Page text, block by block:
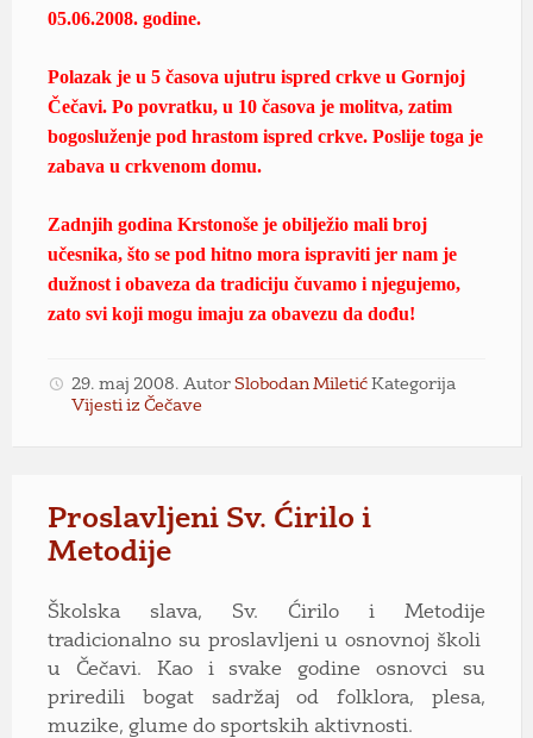
05.06.2008. godine.
Polazak je u 5 časova ujutru ispred crkve u Gornjoj
Čečavi. Po povratku, u 10 časova je molitva, zatim
bogosluženje pod hrastom ispred crkve. Poslije toga je
zabava u crkvenom domu.
Zadnjih godina Krstonoše je obilježio mali broj
učesnika, što se pod hitno mora ispraviti jer nam je
dužnost i obaveza da tradiciju čuvamo i njegujemo,
zato svi koji mogu imaju za obavezu da dođu!
29. maj 2008. Autor Slobodan Miletić Kategorija
Vijesti iz Čečave
Proslavljeni Sv. Ćirilo i
Metodije
Školska slava, Sv. Ćirilo i Metodije
tradicionalno su proslavljeni u osnovnoj školi
u Čečavi. Kao i svake godine osnovci su
priredili bogat sadržaj od folklora, plesa,
muzike, glume do sportskih aktivnosti.